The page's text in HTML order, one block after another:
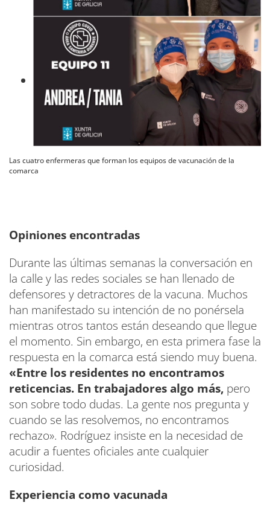
Las cuatro enfermeras que forman los equipos de vacunación de la
comarca
Opiniones encontradas
Durante las últimas semanas la conversación en
la calle y las redes sociales se han llenado de
defensores y detractores de la vacuna. Muchos
han manifestado su intención de no ponérsela
mientras otros tantos están deseando que llegue
el momento. Sin embargo, en esta primera fase la
respuesta en la comarca está siendo muy buena.
«Entre los residentes no encontramos
reticencias. En trabajadores algo más, pero
son sobre todo dudas. La gente nos pregunta y
cuando se las resolvemos, no encontramos
rechazo». Rodríguez insiste en la necesidad de
acudir a fuentes oficiales ante cualquier
curiosidad.
Experiencia como vacunada